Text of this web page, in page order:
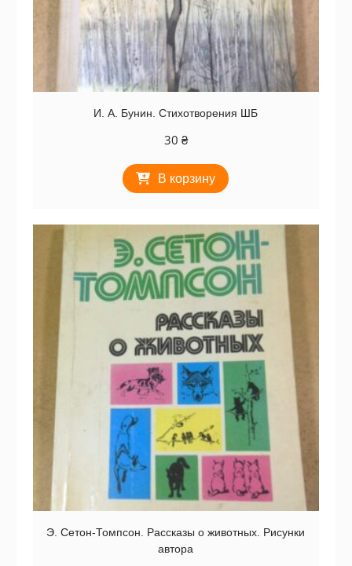
И. А. Бунин. Стихотворения ШБ
30 ₴
В корзину
Э. Сетон-Томпсон. Рассказы о животных. Рисунки
автора